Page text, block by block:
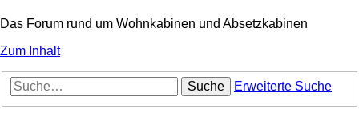
Das Forum rund um Wohnkabinen und Absetzkabinen
Zum Inhalt
Suche Erweiterte Suche